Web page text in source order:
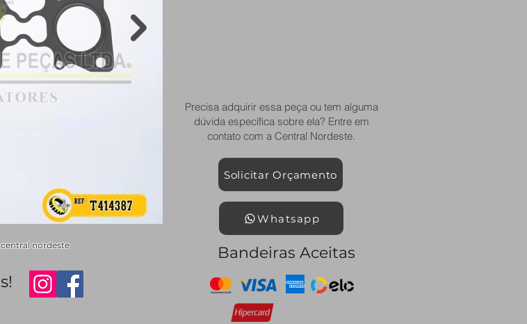
Precisa adquirir essa peça ou tem alguma
dúvida específica sobre ela? Entre em
contato com a Central Nordeste.
Solicitar Orçamento
Whatsapp
Bandeiras Aceitas
central nordeste